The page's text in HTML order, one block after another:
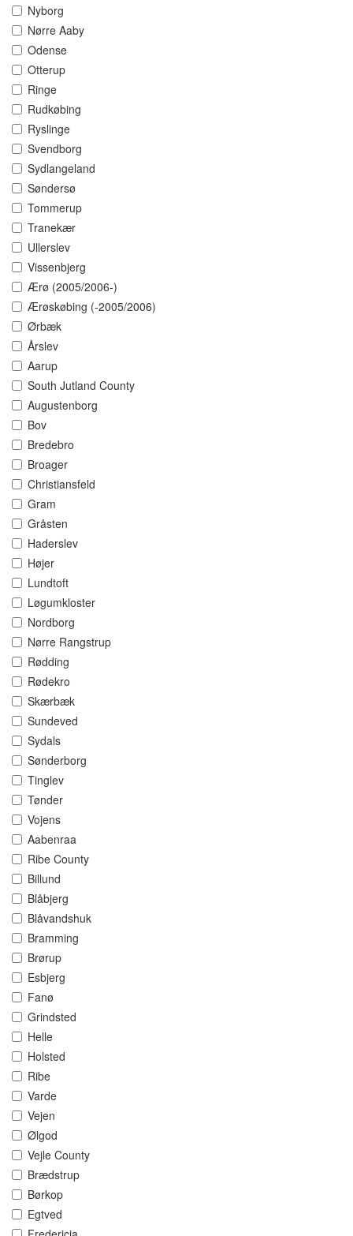
Nyborg
Nørre Aaby
Odense
Otterup
Ringe
Rudkøbing
Ryslinge
Svendborg
Sydlangeland
Søndersø
Tommerup
Tranekær
Ullerslev
Vissenbjerg
Ærø (2005/2006-)
Ærøskøbing (-2005/2006)
Ørbæk
Årslev
Aarup
South Jutland County
Augustenborg
Bov
Bredebro
Broager
Christiansfeld
Gram
Gråsten
Haderslev
Højer
Lundtoft
Løgumkloster
Nordborg
Nørre Rangstrup
Rødding
Rødekro
Skærbæk
Sundeved
Sydals
Sønderborg
Tinglev
Tønder
Vojens
Aabenraa
Ribe County
Billund
Blåbjerg
Blåvandshuk
Bramming
Brørup
Esbjerg
Fanø
Grindsted
Helle
Holsted
Ribe
Varde
Vejen
Ølgod
Vejle County
Brædstrup
Børkop
Egtved